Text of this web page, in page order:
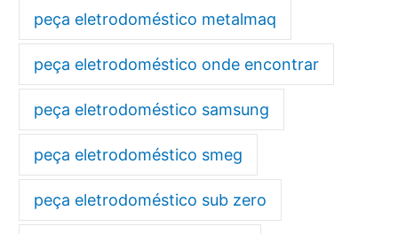
peça eletrodoméstico metalmaq
peça eletrodoméstico onde encontrar
peça eletrodoméstico samsung
peça eletrodoméstico smeg
peça eletrodoméstico sub zero